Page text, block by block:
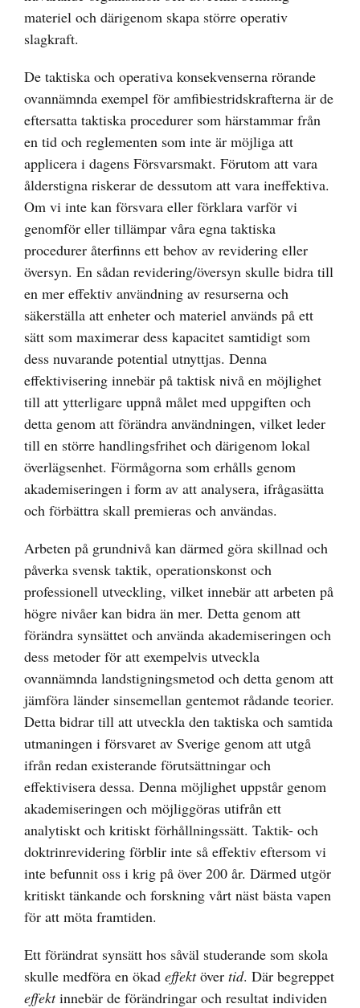
materiel och därigenom skapa större operativ
slagkraft.
De taktiska och operativa konsekvenserna rörande
ovannämnda exempel för amfibiestridskrafterna är de
eftersatta taktiska procedurer som härstammar från
en tid och reglementen som inte är möjliga att
applicera i dagens Försvarsmakt. Förutom att vara
ålderstigna riskerar de dessutom att vara ineffektiva.
Om vi inte kan försvara eller förklara varför vi
genomför eller tillämpar våra egna taktiska
procedurer återfinns ett behov av revidering eller
översyn. En sådan revidering/översyn skulle bidra till
en mer effektiv användning av resurserna och
säkerställa att enheter och materiel används på ett
sätt som maximerar dess kapacitet samtidigt som
dess nuvarande potential utnyttjas. Denna
effektivisering innebär på taktisk nivå en möjlighet
till att ytterligare uppnå målet med uppgiften och
detta genom att förändra användningen, vilket leder
till en större handlingsfrihet och därigenom lokal
överlägsenhet. Förmågorna som erhålls genom
akademiseringen i form av att analysera, ifrågasätta
och förbättra skall premieras och användas.
Arbeten på grundnivå kan därmed göra skillnad och
påverka svensk taktik, operationskonst och
professionell utveckling, vilket innebär att arbeten på
högre nivåer kan bidra än mer. Detta genom att
förändra synsättet och använda akademiseringen och
dess metoder för att exempelvis utveckla
ovannämnda landstigningsmetod och detta genom att
jämföra länder sinsemellan gentemot rådande teorier.
Detta bidrar till att utveckla den taktiska och samtida
utmaningen i försvaret av Sverige genom att utgå
ifrån redan existerande förutsättningar och
effektivisera dessa. Denna möjlighet uppstår genom
akademiseringen och möjliggöras utifrån ett
analytiskt och kritiskt förhållningssätt. Taktik- och
doktrinrevidering förblir inte så effektiv eftersom vi
inte befunnit oss i krig på över 200 år. Därmed utgör
kritiskt tänkande och forskning vårt näst bästa vapen
för att möta framtiden.
Ett förändrat synsätt hos såväl studerande som skola
skulle medföra en ökad effektöver tid. Där begreppet
effektinnebär de förändringar och resultat individen